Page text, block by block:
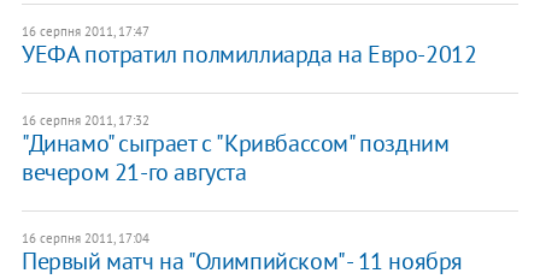
16 серпня 2011, 17:47
УЕФА потратил полмиллиарда на Евро-2012
16 серпня 2011, 17:32
"Динамо" сыграет с "Кривбассом" поздним
вечером 21-го августа
16 серпня 2011, 17:04
Первый матч на "Олимпийском" - 11 ноября